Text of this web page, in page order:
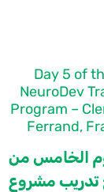
الخامس من
تدريب مشروع